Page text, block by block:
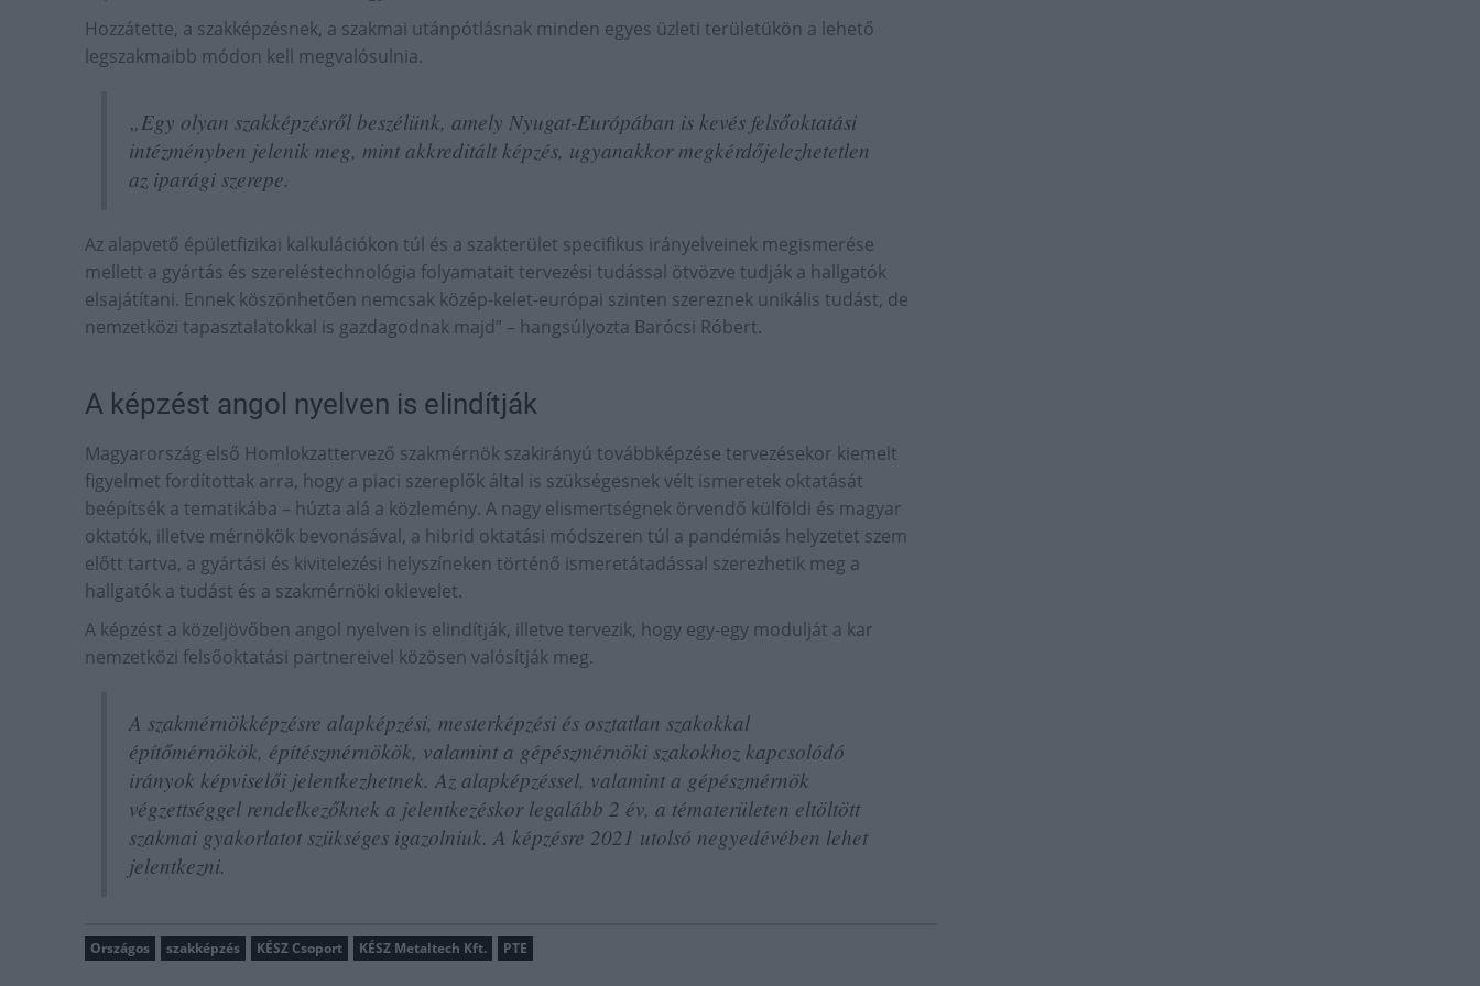
Hozzátette, a szakképzésnek, a szakmai utánpótlásnak minden egyes üzleti területükön a lehető
legszakmaibb módon kell megvalósulnia.
„Egy olyan szakképzésről beszélünk, amely Nyugat-Európában is kevés felsőoktatási
intézményben jelenik meg, mint akkreditált képzés, ugyanakkor megkérdőjelezhetetlen
az iparági szerepe.
Az alapvető épületfizikai kalkulációkon túl és a szakterület specifikus irányelveinek megismerése
mellett a gyártás és szereléstechnológia folyamatait tervezési tudással ötvözve tudják a hallgatók
elsajátítani. Ennek köszönhetően nemcsak közép-kelet-európai szinten szereznek unikális tudást, de
nemzetközi tapasztalatokkal is gazdagodnak majd” – hangsúlyozta Barócsi Róbert.
A képzést angol nyelven is elindítják
Magyarország első Homlokzattervező szakmérnök szakirányú továbbképzése tervezésekor kiemelt
figyelmet fordítottak arra, hogy a piaci szereplők által is szükségesnek vélt ismeretek oktatását
beépítsék a tematikába – húzta alá a közlemény. A nagy elismertségnek örvendő külföldi és magyar
oktatók, illetve mérnökök bevonásával, a hibrid oktatási módszeren túl a pandémiás helyzetet szem
előtt tartva, a gyártási és kivitelezési helyszíneken történő ismeretátadással szerezhetik meg a
hallgatók a tudást és a szakmérnöki oklevelet.
A képzést a közeljövőben angol nyelven is elindítják, illetve tervezik, hogy egy-egy modulját a kar
nemzetközi felsőoktatási partnereivel közösen valósítják meg.
A szakmérnökképzésre alapképzési, mesterképzési és osztatlan szakokkal
építőmérnökök, építészmérnökök, valamint a gépészmérnöki szakokhoz kapcsolódó
irányok képviselői jelentkezhetnek. Az alapképzéssel, valamint a gépészmérnök
végzettséggel rendelkezőknek a jelentkezéskor legalább 2 év, a tématerületen eltöltött
szakmai gyakorlatot szükséges igazolniuk. A képzésre 2021 utolsó negyedévében lehet
jelentkezni.
Országos szakképzés KÉSZ Csoport KÉSZ Metaltech Kft. PTE